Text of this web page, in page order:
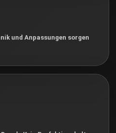
und Anpassungen sorgen